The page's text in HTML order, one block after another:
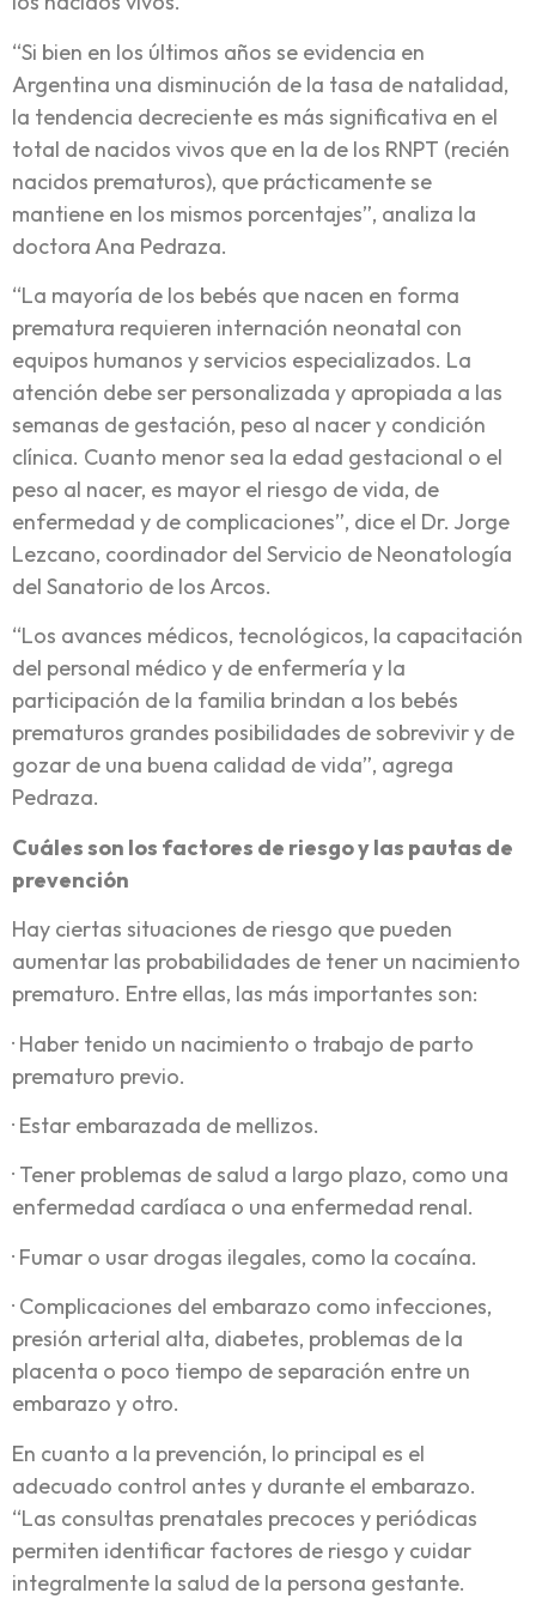
“Si bien en los últimos años se evidencia en
Argentina una disminución de la tasa de natalidad,
la tendencia decreciente es más significativa en el
total de nacidos vivos que en la de los RNPT (recién
nacidos prematuros), que prácticamente se
mantiene en los mismos porcentajes”, analiza la
doctora Ana Pedraza.
“La mayoría de los bebés que nacen en forma
prematura requieren internación neonatal con
equipos humanos y servicios especializados. La
atención debe ser personalizada y apropiada a las
semanas de gestación, peso al nacer y condición
clínica. Cuanto menor sea la edad gestacional o el
peso al nacer, es mayor el riesgo de vida, de
enfermedad y de complicaciones”, dice el Dr. Jorge
Lezcano, coordinador del Servicio de Neonatología
del Sanatorio de los Arcos.
“Los avances médicos, tecnológicos, la capacitación
del personal médico y de enfermería y la
participación de la familia brindan a los bebés
prematuros grandes posibilidades de sobrevivir y de
gozar de una buena calidad de vida”, agrega
Pedraza.
Cuáles son los factores de riesgo y las pautas de
prevención
Hay ciertas situaciones de riesgo que pueden
aumentar las probabilidades de tener un nacimiento
prematuro. Entre ellas, las más importantes son:
· Haber tenido un nacimiento o trabajo de parto
prematuro previo.
· Estar embarazada de mellizos.
· Tener problemas de salud a largo plazo, como una
enfermedad cardíaca o una enfermedad renal.
· Fumar o usar drogas ilegales, como la cocaína.
· Complicaciones del embarazo como infecciones,
presión arterial alta, diabetes, problemas de la
placenta o poco tiempo de separación entre un
embarazo y otro.
En cuanto a la prevención, lo principal es el
adecuado control antes y durante el embarazo.
“Las consultas prenatales precoces y periódicas
permiten identificar factores de riesgo y cuidar
integralmente la salud de la persona gestante.